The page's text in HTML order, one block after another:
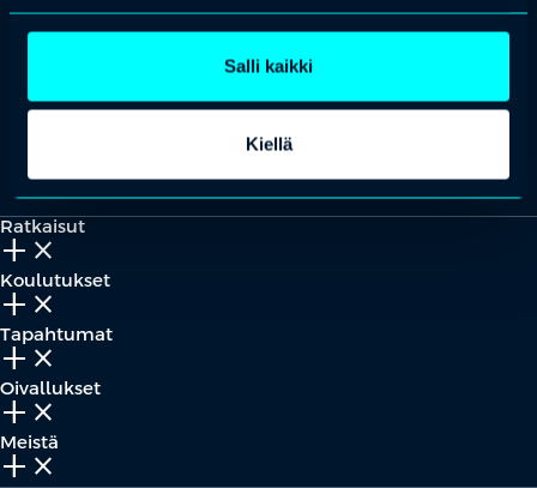
Salli kaikki
Kiellä
asiakaspalvelu@professio.fi
Ratkaisut
add_2 close
Koulutukset
add_2 close
Tapahtumat
add_2 close
Oivallukset
add_2 close
Meistä
add_2 close